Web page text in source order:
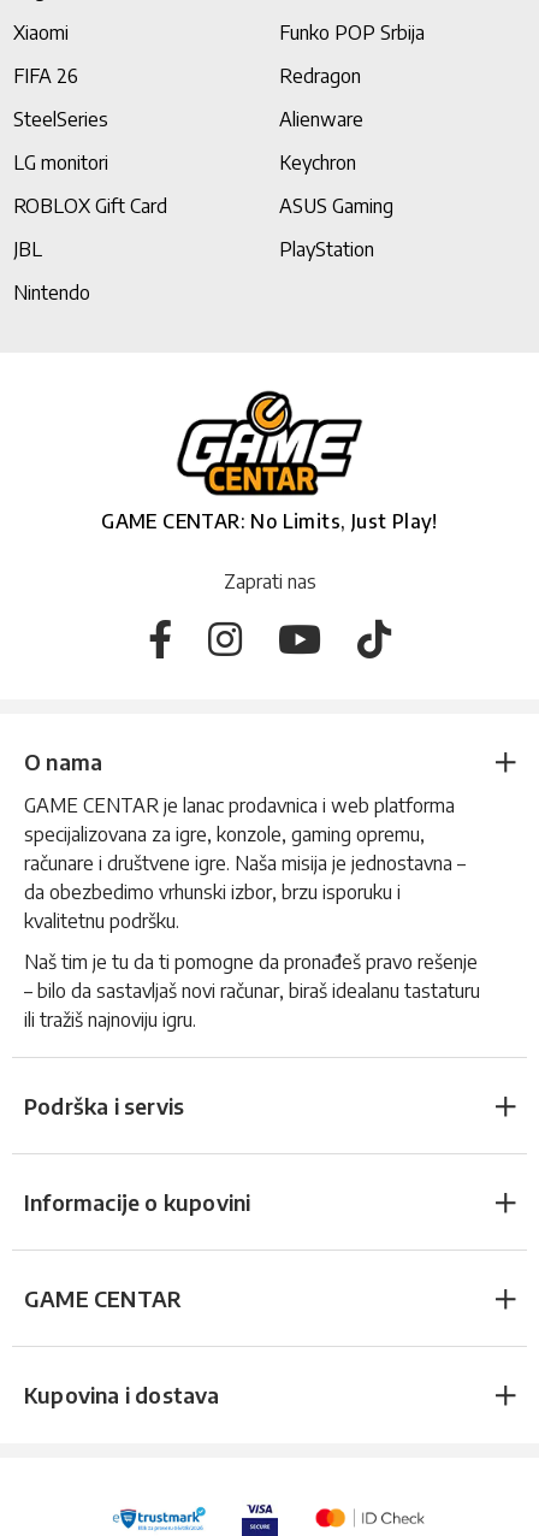
Xiaomi
Funko POP Srbija
FIFA 26
Redragon
SteelSeries
Alienware
LG monitori
Keychron
ROBLOX Gift Card
ASUS Gaming
JBL
PlayStation
Nintendo
GAME CENTAR: No Limits, Just Play!
Zaprati nas
O nama
GAME CENTAR je lanac prodavnica i web platforma
specijalizovana za igre, konzole, gaming opremu,
računare i društvene igre. Naša misija je jednostavna –
da obezbedimo vrhunski izbor, brzu isporuku i
kvalitetnu podršku.
Naš tim je tu da ti pomogne da pronađeš pravo rešenje
– bilo da sastavljaš novi računar, biraš idealanu tastaturu
ili tražiš najnoviju igru.
Podrška i servis
Informacije o kupovini
GAME CENTAR
Kupovina i dostava